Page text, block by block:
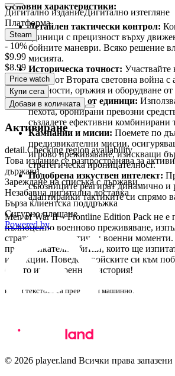
Основни характеристики:
Детайлен тактически контрол:
единици с прецизност върху
бойните маневри. Всяко решение
мисията.
Историческа точност: Участвайте
битки от Втората световна война с
околности, оръжия и оборудване от
Разнообразие от единици:
пехота, бронирани превозни
създадете ефективни комбинирани
Кампании и мисии: Поемете по
предизвикателни мисии,
игрово преживяване, изискващи
стратегическа проницателност.
Подобрена изкуствен интелект:
съюзниците реагират динамично и
адаптирайки тактиките си спрямо
Men of War II – Frontline Edition Pack не е
пълноценно военново преживяване,
стратегия и автентични военни моменти.
предизвикателни битки, които ще
и реакции. Поведете войските си към
своето име в военната история!
някои текстове са преведени машинно.
Дигитално изданиеДигитално изтегляне
Платформа
Steam
- 10%
$9.99
$8.99
Price watch
Купи сега
Добави в количката
Активиране
detail.Checking region availability
Това издание се разпространява за
държави.
Зареждане на списъка с държави...
Незабавна дигитална доставка
Бърза клиентска поддръжка
Сигурно плащане
Powered by
© 2026 player.land Всички права запазени